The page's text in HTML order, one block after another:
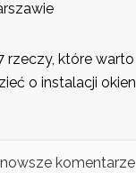
rzeczy, które warto
o instalacji okien
komentarze